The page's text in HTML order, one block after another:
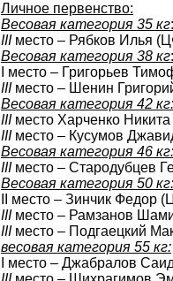
Личное первенство:
Весовая категория 35 кг:
III место – Рябков Илья
Весовая категория 38 кг:
I место – Григорьев
III место – Шенин
Весовая категория 42 кг:
III место Харченко
III место – Кусумов
Весовая категория 46 кг:
III место – Стародубцев
Весовая категория 50 кг:
II место – Зинчик Федор
III место – Рамзанов
III место – Подгаецкий
весовая категория 55 кг:
I место – Джабралов